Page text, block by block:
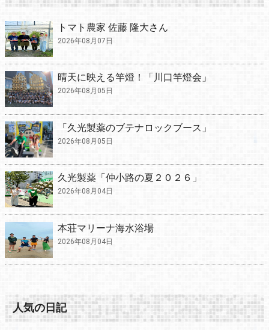
トマト農家 佐藤 隆大さん
2026年08月07日
晴天に映える竿燈！「川口竿燈会」
2026年08月05日
「久光製薬のブテナロックブース」
2026年08月05日
久光製薬「仲小路の夏２０２６」
2026年08月04日
本荘マリーナ海水浴場
2026年08月04日
人気の日記